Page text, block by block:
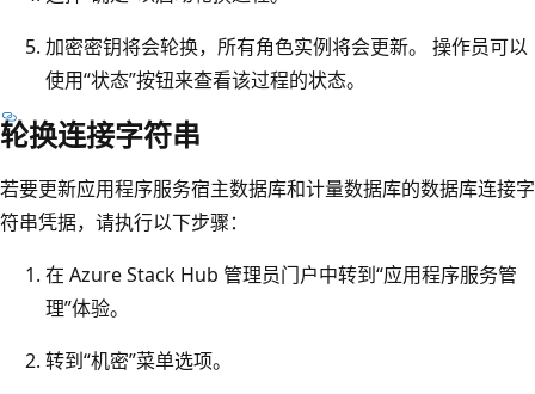
加密密钥将会轮换，所有角色实例将会更新。 操作员可以
使用“状态”按钮来查看该过程的状态。
轮换连接字符串
若要更新应用程序服务宿主数据库和计量数据库的数据库连接字
符串凭据，请执行以下步骤：
在 Azure Stack Hub 管理员门户中转到“应用程序服务管
理”体验。
转到“机密”菜单选项。